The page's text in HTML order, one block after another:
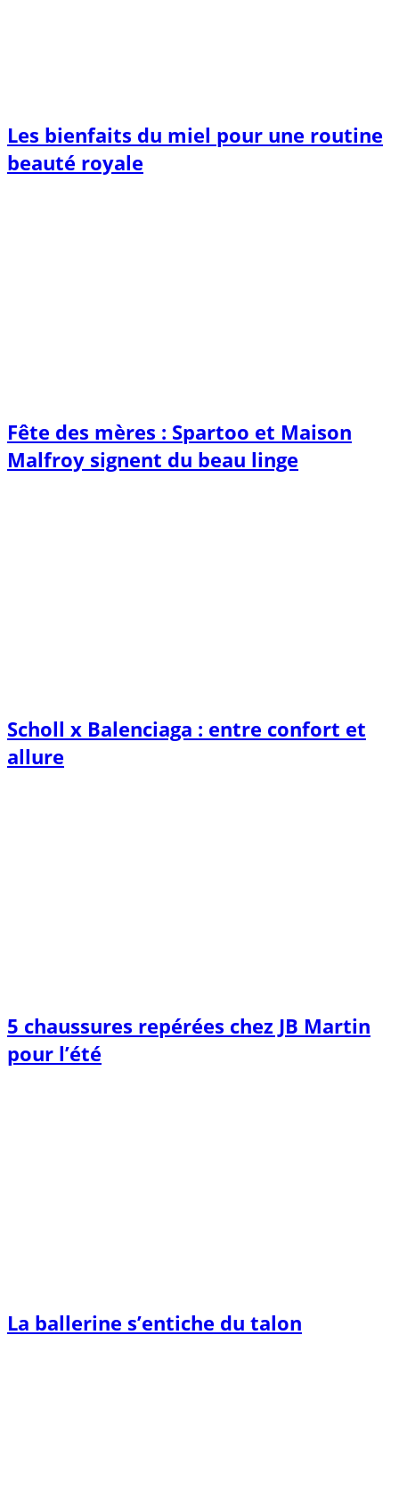
Les bienfaits du miel pour une routine
beauté royale
Fête des mères : Spartoo et Maison
Malfroy signent du beau linge
Scholl x Balenciaga : entre confort et
allure
5 chaussures repérées chez JB Martin
pour l’été
La ballerine s’entiche du talon